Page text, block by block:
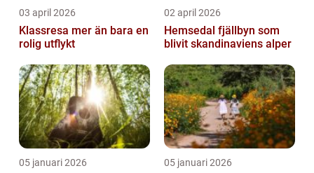
03 april 2026
Klassresa mer än bara en
rolig utflykt
02 april 2026
Hemsedal fjällbyn som
blivit skandinaviens alper
05 januari 2026 05 januari 2026